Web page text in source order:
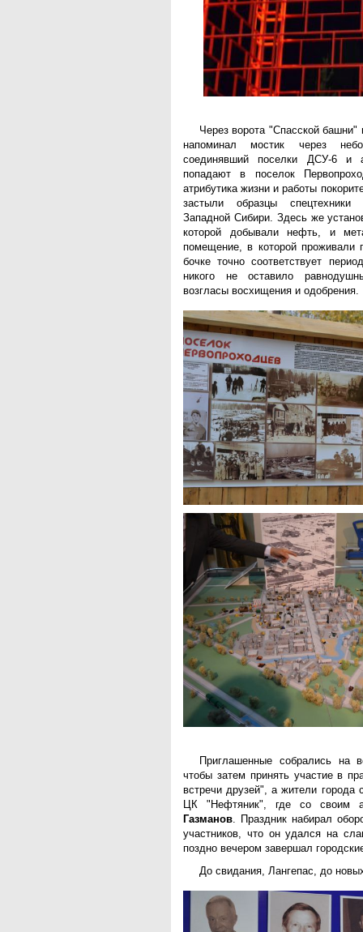
Через ворота "Спасской башни"
напоминал мостик через
соединявший поселки ДСУ-6 и
попадают в поселок
атрибутика жизни и работы
застыли образцы
Западной Сибири. Здесь же
которой добывали нефть, и
помещение, в которой проживали
бочке точно соответствует
никого не оставило
возгласы восхищения и одобрения.
Приглашенные собрались на
чтобы затем принять участие в
встречи друзей", а жители города
ЦК "Нефтяник", где со своим
Газманов. Праздник набирал
участников, что он удался на
поздно вечером завершал
До свидания, Лангепас, до